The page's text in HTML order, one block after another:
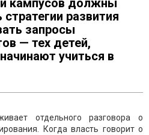
кампусов должны
развития
запросы
— тех детей,
учиться в
отдельного разговора о
Когда власть говорит о